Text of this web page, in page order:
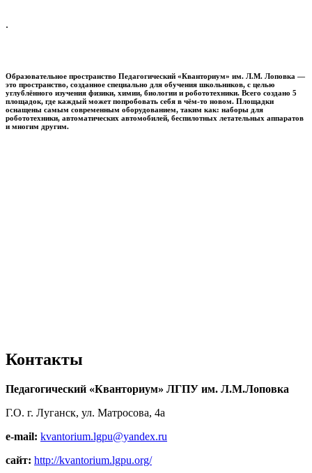
.
Образовательное пространство Педагогический «Кванториум» им. Л.М. Лоповка —
это пространство, созданное специально для обучения школьников, с целью
углублённого изучения физики, химии, биологии и робототехники. Всего создано 5
площадок, где каждый может попробовать себя в чём-то новом. Площадки
оснащены самым современным оборудованием, таким как: наборы для
робототехники, автоматических автомобилей, беспилотных летательных аппаратов
и многим другим.
Контакты
Педагогический «Кванториум» ЛГПУ им. Л.М.Лоповка
Г.О. г. Луганск, ул. Матросова, 4а
e-mail: kvantorium.lgpu@yandex.ru
сайт: http://kvantorium.lgpu.org/